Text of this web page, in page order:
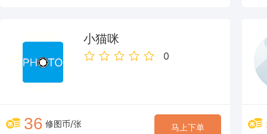
小猫咪
0
36 修图币/张 马上下单